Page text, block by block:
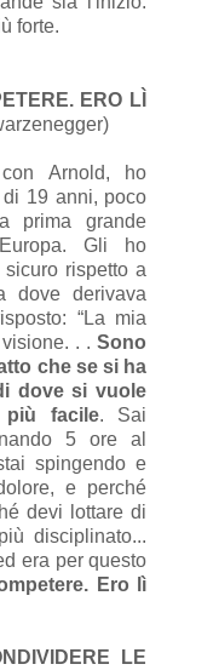
forte.
ERO LÌ
Arnold, ho
19 anni, poco
prima grande
Gli ho
rispetto a
dove derivava
“La mia
visione. . .Sono
che se si ha
dove si vuole
facile. Sai
5 ore al
spingendo e
e perché
devi lottare di
disciplinato...
era per questo
Ero lì
LE